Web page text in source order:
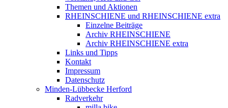
Themen und Aktionen
RHEINSCHIENE und RHEINSCHIENE extra
Einzelne Beiträge
Archiv RHEINSCHIENE
Archiv RHEINSCHIENE extra
Links und Tipps
Kontakt
Impressum
Datenschutz
Minden-Lübbecke Herford
Radverkehr